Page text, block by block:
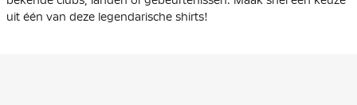
uit één van deze legendarische shirts!